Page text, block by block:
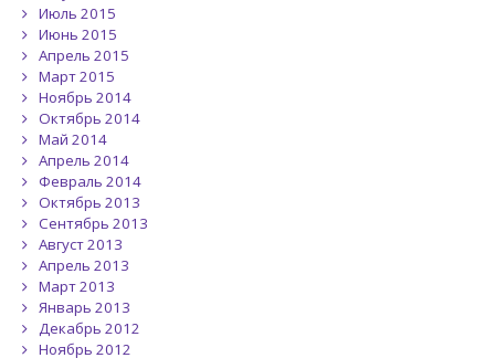
Июль 2015
Июнь 2015
Апрель 2015
Март 2015
Ноябрь 2014
Октябрь 2014
Май 2014
Апрель 2014
Февраль 2014
Октябрь 2013
Сентябрь 2013
Август 2013
Апрель 2013
Март 2013
Январь 2013
Декабрь 2012
Ноябрь 2012